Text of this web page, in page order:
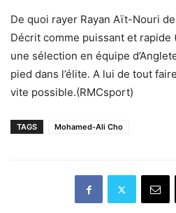
De quoi rayer Rayan Aït-Nouri
Décrit comme puissant et rapide
une sélection en équipe
pied dans l’élite. A lui de tout
vite possible.(RMCsport)
TAGS Mohamed-Ali Cho